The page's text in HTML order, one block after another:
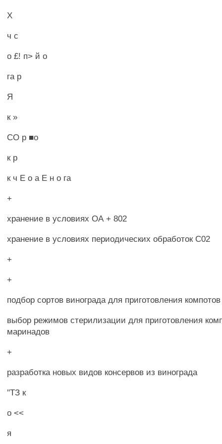
X
ч с
о £! п> й о
га р
Я
к »
СО р ■о
к р
к ч Е о а Е н о га
+
хранение в условиях ОА + 802
хранение в условиях периодических обработок С02
+
+
подбор сортов винограда для приготовления
выбор режимов стерилизации для приготовления
маринадов
+
разработка новых видов консервов из винограда
"ТЗ к
о <<
я